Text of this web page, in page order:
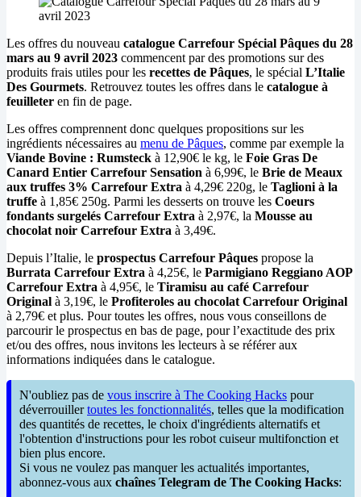
Les offres du nouveau catalogue Carrefour Spécial Pâques du 28
mars au 9 avril 2023 commencent par des promotions sur des
produits frais utiles pour les recettes de Pâques, le spécial L’Italie
Des Gourmets. Retrouvez toutes les offres dans le catalogue à
feuilleter en fin de page.
Les offres comprennent donc quelques propositions sur les
ingrédients nécessaires au menu de Pâques, comme par exemple la
Viande Bovine : Rumsteck à 12,90€ le kg, le Foie Gras De
Canard Entier Carrefour Sensation à 6,99€, le Brie de Meaux
aux truffes 3% Carrefour Extra à 4,29€ 220g, le Taglioni à la
truffe à 1,85€ 250g. Parmi les desserts on trouve les Coeurs
fondants surgelés Carrefour Extra à 2,97€, la Mousse au
chocolat noir Carrefour Extra à 3,49€.
Depuis l’Italie, le prospectus Carrefour Pâques propose la
Burrata Carrefour Extra à 4,25€, le Parmigiano Reggiano AOP
Carrefour Extra à 4,95€, le Tiramisu au café Carrefour
Original à 3,19€, le Profiteroles au chocolat Carrefour Original
à 2,79€ et plus. Pour toutes les offres, nous vous conseillons de
parcourir le prospectus en bas de page, pour l’exactitude des prix
et/ou des offres, nous invitons les lecteurs à se référer aux
informations indiquées dans le catalogue.
N'oubliez pas de vous inscrire à The Cooking Hacks pour
déverrouillertoutes les fonctionnalités, telles que la modification
des quantités de recettes, le choix d'ingrédients alternatifs et
l'obtention d'instructions pour les robot cuiseur multifonction et
bien plus encore.
Si vous ne voulez pas manquer les actualités importantes,
abonnez-vous aux chaînes Telegram de The Cooking Hacks: